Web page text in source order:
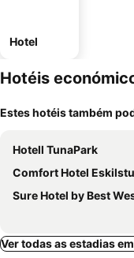
Hotel
Hotéis
Estes hotéis também
Hotell TunaPark
Comfort Hotel
Sure Hotel by Best Western Vilsta
Ver todas as estadias